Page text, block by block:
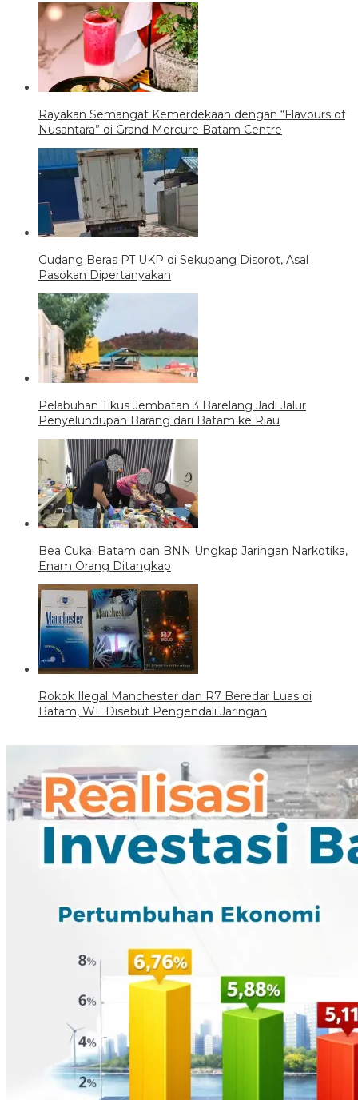
Rayakan Semangat Kemerdekaan dengan “Flavours of
Nusantara” di Grand Mercure Batam Centre
Gudang Beras PT UKP di Sekupang Disorot, Asal
Pasokan Dipertanyakan
Pelabuhan Tikus Jembatan 3 Barelang Jadi Jalur
Penyelundupan Barang dari Batam ke Riau
Bea Cukai Batam dan BNN Ungkap Jaringan Narkotika,
Enam Orang Ditangkap
Rokok Ilegal Manchester dan R7 Beredar Luas di
Batam, WL Disebut Pengendali Jaringan